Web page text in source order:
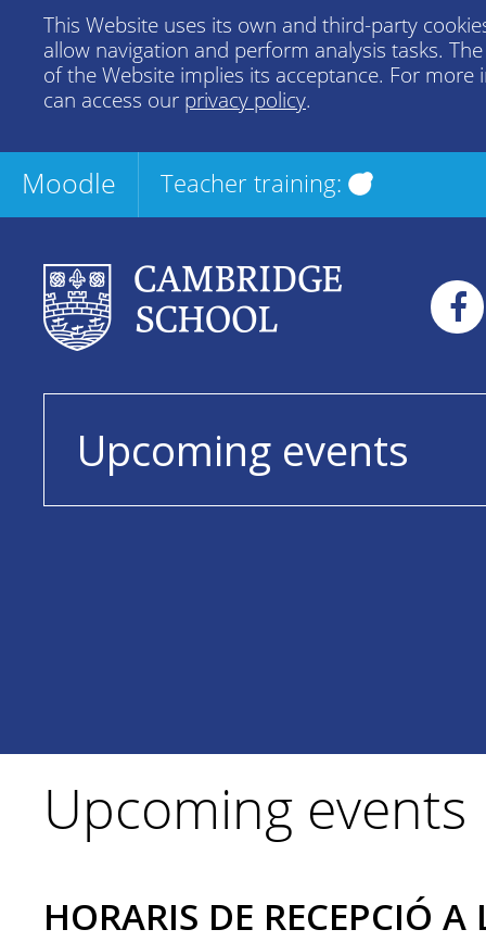
This Website uses its own and third-party
allow navigation and perform analysis tasks.
of the Website implies its acceptance. For more
can access our privacy policy.
Moodle Teacher training:
Upcoming events
Upcoming events
HORARIS DE RECEPCIÓ A